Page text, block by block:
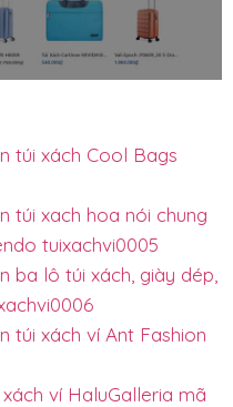
túi xách Cool Bags
túi xach hoa nói chung
tuixachvi0005
ba lô túi xách, giày dép,
túi xách ví Ant Fashion
ví HaluGalleria mã